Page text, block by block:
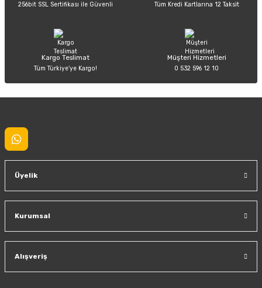
Ürün fiyatı diğer sitelerden daha pahalı.
256bit SSL Sertifikası ile Güvenli Tüm Kredi Kartlarına 12 Taksit
Kargo Teslimat
Tüm Türkiye’ye Kargo!
Müşteri Hizmetleri
0 532 596 12 10
Üyelik
Kurumsal
Alışveriş